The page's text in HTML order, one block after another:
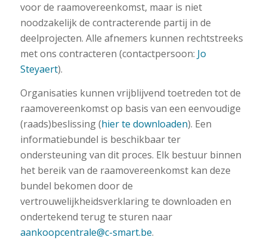
voor de raamovereenkomst, maar is niet
noodzakelijk de contracterende partij in de
deelprojecten. Alle afnemers kunnen rechtstreeks
met ons contracteren (contactpersoon: Jo
Steyaert).
Organisaties kunnen vrijblijvend toetreden tot de
raamovereenkomst op basis van een eenvoudige
(raads)beslissing (hier te downloaden). Een
informatiebundel is beschikbaar ter
ondersteuning van dit proces. Elk bestuur binnen
het bereik van de raamovereenkomst kan deze
bundel bekomen door de
vertrouwelijkheidsverklaring te downloaden en
ondertekend terug te sturen naar
aankoopcentrale@c-smart.be.